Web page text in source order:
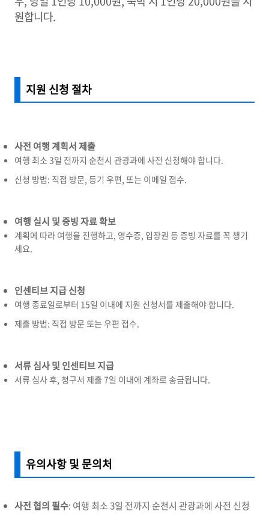
원합니다.
지원 신청 절차
사전 여행 계획서 제출
여행 최소 3일 전까지 순천시 관광과에 사전 신청해야 합니다.
신청 방법: 직접 방문, 등기 우편, 또는 이메일 접수.
여행 실시 및 증빙 자료 확보
계획에 따라 여행을 진행하고, 영수증, 입장권 등 증빙 자료를 꼭 챙기
세요.
인센티브 지급 신청
여행 종료일로부터 15일 이내에 지원 신청서를 제출해야 합니다.
제출 방법: 직접 방문 또는 우편 접수.
서류 심사 및 인센티브 지급
서류 심사 후, 청구서 제출 7일 이내에 계좌로 송금됩니다.
유의사항 및 문의처
사전 협의 필수: 여행 최소 3일 전까지 순천시 관광과에 사전 신청